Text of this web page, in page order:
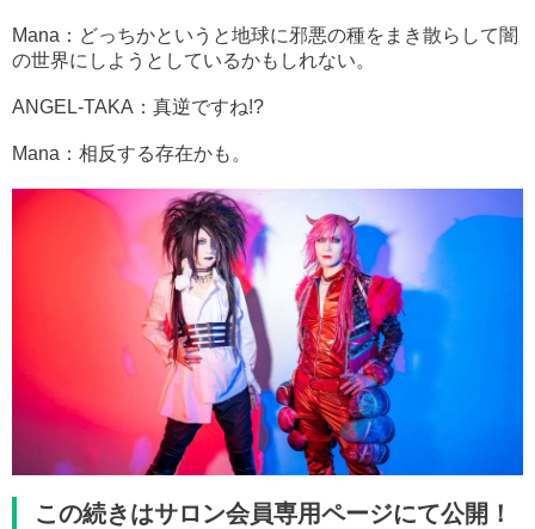
Mana：どっちかというと地球に邪悪の種をまき散らして闇
の世界にしようとしているかもしれない。
ANGEL-TAKA：真逆ですね!?
Mana：相反する存在かも。
この続きはサロン会員専用ページにて公開！